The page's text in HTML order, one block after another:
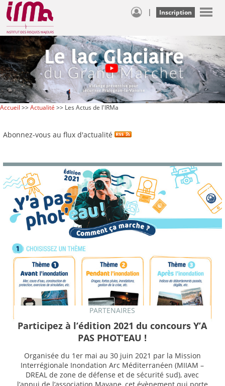
| Inscription
Accueil >>Actualité >> Les Actus de l'IRMa
Abonnez-vous au flux d'actualité
PARTENAIRES
Participez à l’édition 2021 du concours Y’A
PAS PHOT’EAU !
Organisée du 1er mai au 30 juin 2021 par la Mission
Interrégionale Inondation Arc Méditerranéen (MIIAM –
DREAL de zone de défense et de sécurité sud), avec